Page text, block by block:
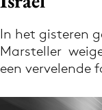
Volg het
In het gisteren
Marsteller
een vervelende